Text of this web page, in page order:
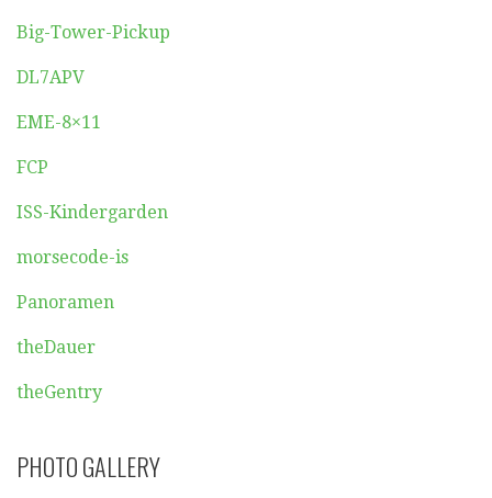
Big-Tower-Pickup
DL7APV
EME-8×11
FCP
ISS-Kindergarden
morsecode-is
Panoramen
theDauer
theGentry
PHOTO GALLERY